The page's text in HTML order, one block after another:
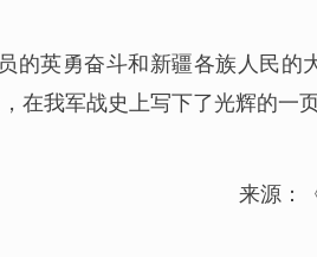
英勇奋斗和新疆各族人民的
在我军战史上写下了光辉的一
来源：